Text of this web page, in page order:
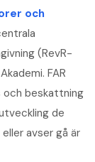
och
(RevR-
FAR
och beskattning
de
avser gå är